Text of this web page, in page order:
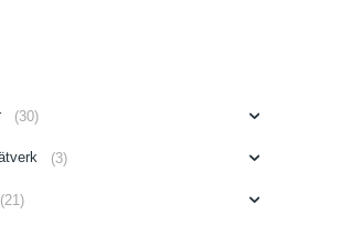
(30)
(3)
(21)